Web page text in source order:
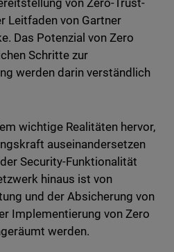
von Zero-Trust-
Leitfaden von Gartner
Das Potenzial von Zero
Schritte zur
werden darin verständlich
wichtige Realitäten hervor,
auseinandersetzen
Security-Funktionalität
hinaus ist von
und der Absicherung von
Implementierung von Zero
werden.